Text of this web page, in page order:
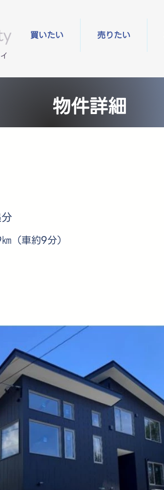
買いたい 売りたい
物件詳細
（車約9分）